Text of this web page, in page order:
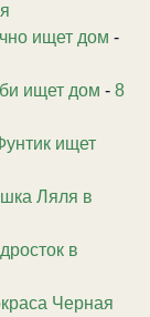
ищет дом -
ищет дом - 8
ищет
Ляля в
в
Черная